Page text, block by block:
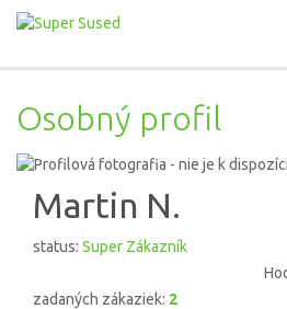
Osobný profil
Martin N.
status: Super Zákazník
zadaných zákaziek: 2